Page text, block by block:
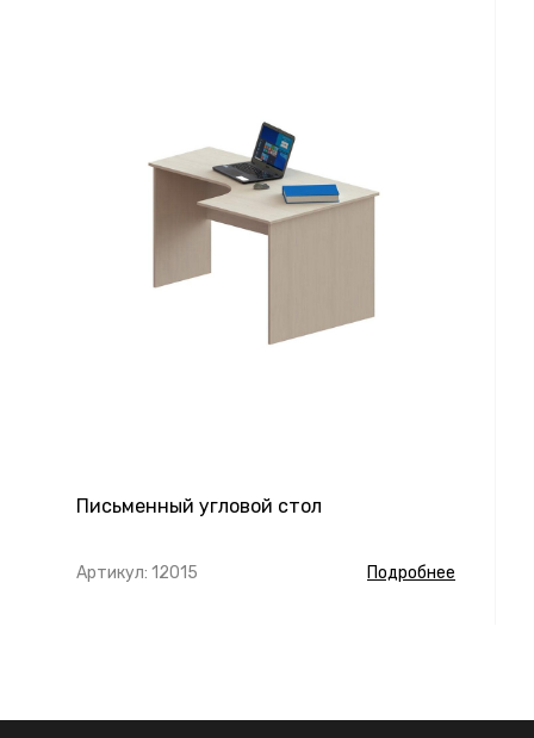
Письменный угловой стол
Артикул: 12015 Подробнее